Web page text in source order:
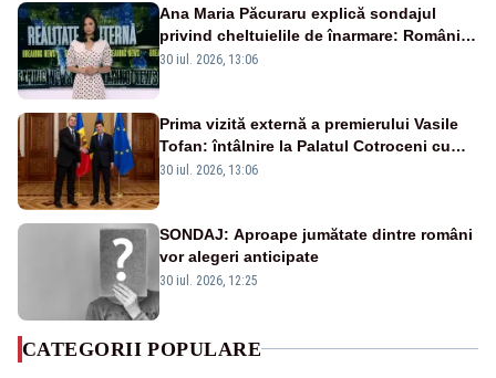
Ana Maria Păcuraru explică sondajul
privind cheltuielile de înarmare: Românii
cer transparență în achiziții și un echilibru
30 iul. 2026, 13:06
Prima vizită externă a premierului Vasile
Tofan: întâlnire la Palatul Cotroceni cu
președintele Nicușor Dan
30 iul. 2026, 13:06
SONDAJ: Aproape jumătate dintre români
vor alegeri anticipate
30 iul. 2026, 12:25
CATEGORII POPULARE